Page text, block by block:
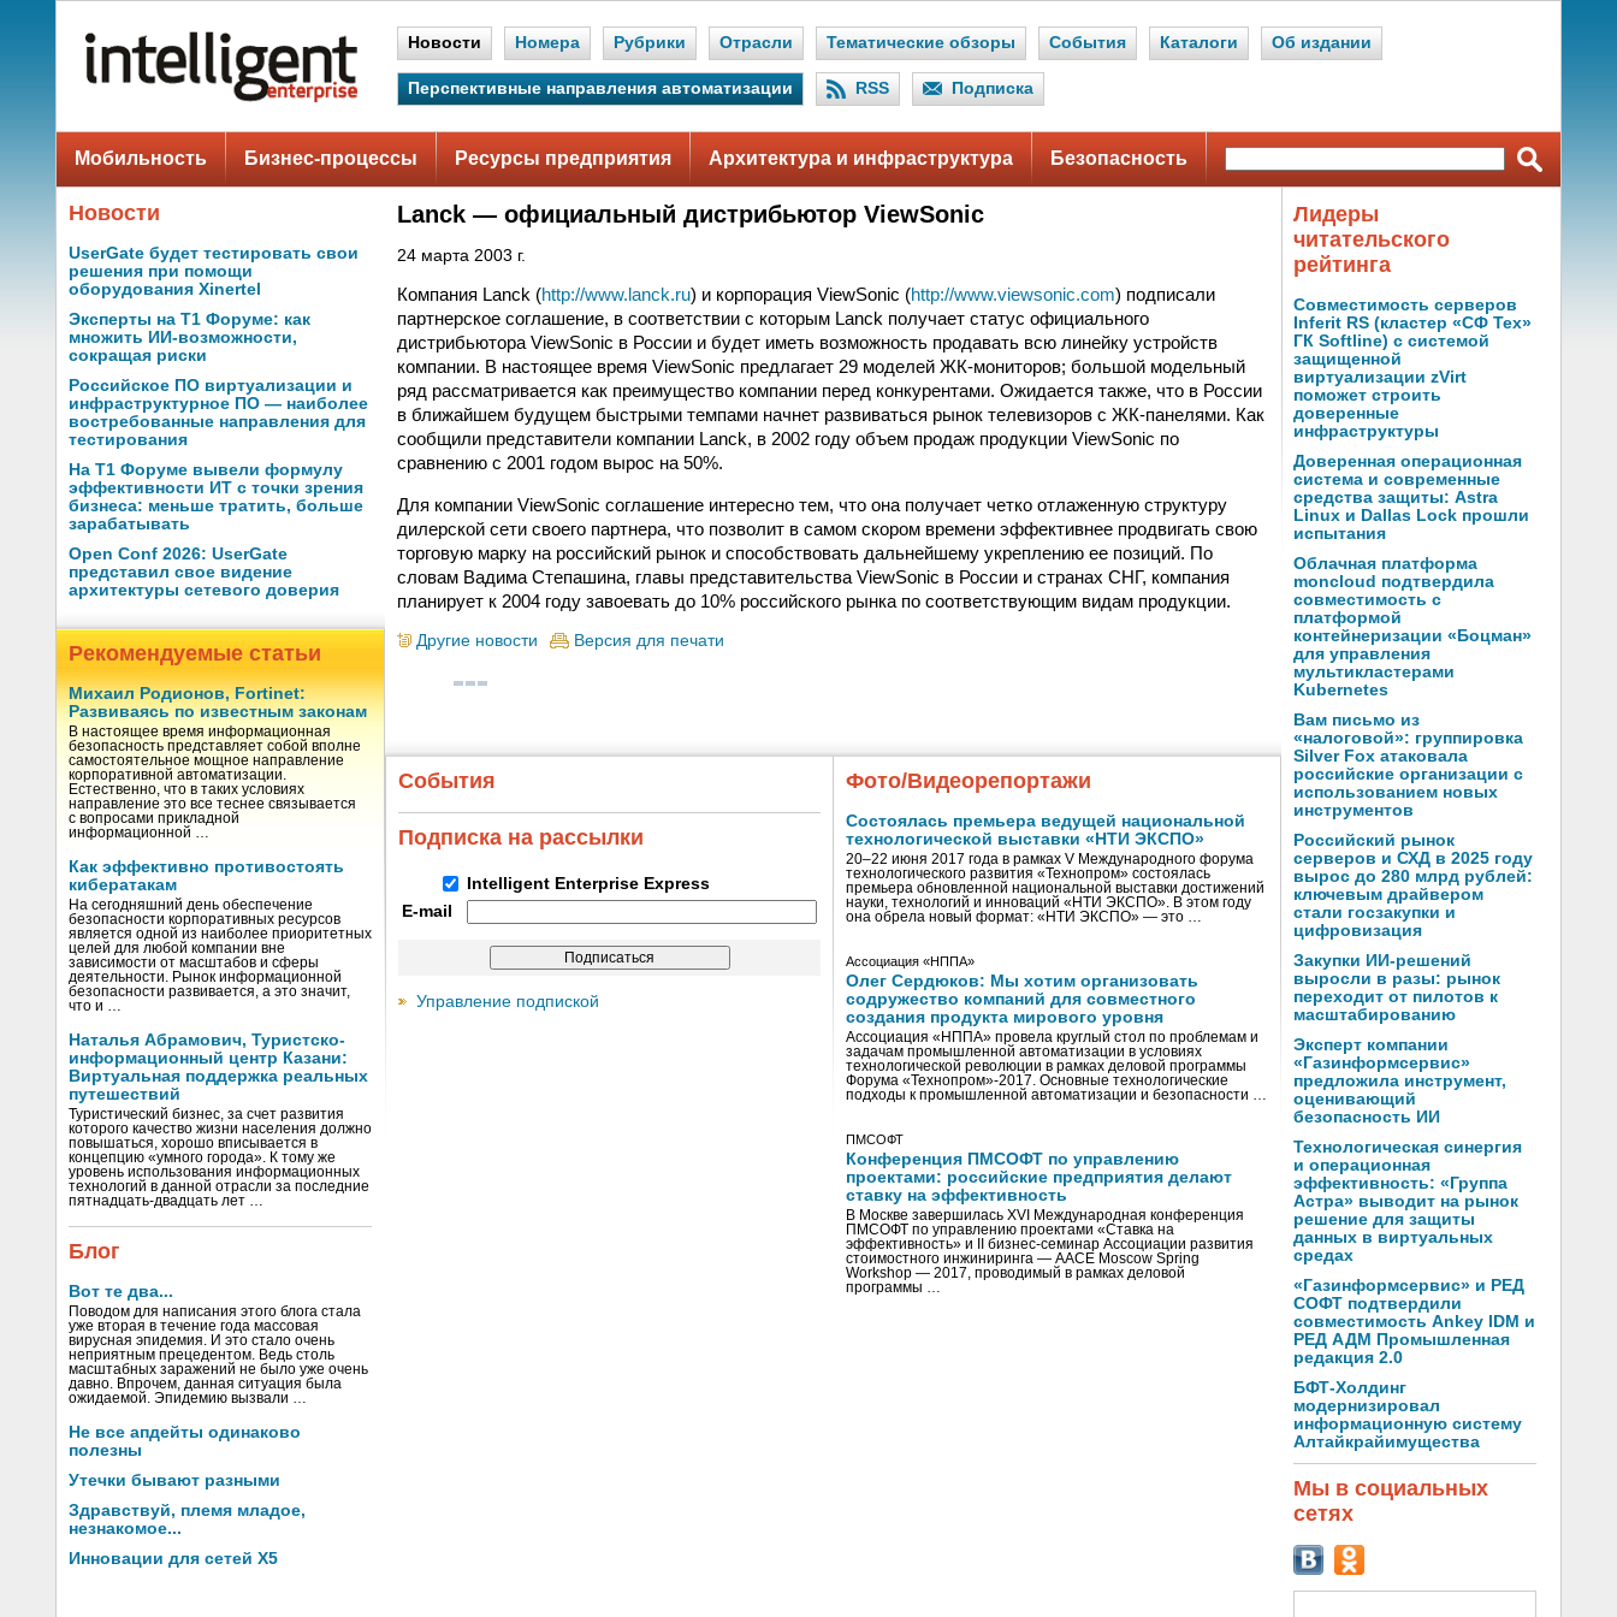
Новости Номера Рубрики Отрасли Тематические обзоры События Каталоги Об издании
Перспективные направления автоматизации RSS Подписка
Мобильность Бизнес-процессы Ресурсы предприятия Архитектура и инфраструктура Безопасность
Новости
UserGate будет тестировать свои
решения при помощи
оборудования Xinertel
Эксперты на Т1 Форуме: как
множить ИИ-возможности,
сокращая риски
Российское ПО виртуализации и
инфраструктурное ПО — наиболее
востребованные направления для
тестирования
На Т1 Форуме вывели формулу
эффективности ИТ с точки зрения
бизнеса: меньше тратить, больше
зарабатывать
Open Conf 2026: UserGate
представил свое видение
архитектуры сетевого доверия
Рекомендуемые статьи
Михаил Родионов, Fortinet:
Развиваясь по известным законам
В настоящее время информационная
безопасность представляет собой вполне
самостоятельное мощное направление
корпоративной автоматизации.
Естественно, что в таких условиях
направление это все теснее связывается
с вопросами прикладной
информационной …
Как эффективно противостоять
кибератакам
На сегодняшний день обеспечение
безопасности корпоративных ресурсов
является одной из наиболее приоритетных
целей для любой компании вне
зависимости от масштабов и сферы
деятельности. Рынок информационной
безопасности развивается, а это значит,
что и …
Наталья Абрамович, Туристско-
информационный центр Казани:
Виртуальная поддержка реальных
путешествий
Туристический бизнес, за счет развития
которого качество жизни населения должно
повышаться, хорошо вписывается в
концепцию «умного города». К тому же
уровень использования информационных
технологий в данной отрасли за последние
пятнадцать-двадцать лет …
Блог
Вот те два...
Поводом для написания этого блога стала
уже вторая в течение года массовая
вирусная эпидемия. И это стало очень
неприятным прецедентом. Ведь столь
масштабных заражений не было уже очень
давно. Впрочем, данная ситуация была
ожидаемой. Эпидемию вызвали …
Не все апдейты одинаково
полезны
Утечки бывают разными
Здравствуй, племя младое,
незнакомое...
Инновации для сетей X5
Lanck — официальный дистрибьютор ViewSonic
24 марта 2003 г.
Компания Lanck (http://www.lanck.ru) и корпорация ViewSonic (http://www.viewsonic.com) подписали
партнерское соглашение, в соответствии с которым Lanck получает статус официального
дистрибьютора ViewSonic в России и будет иметь возможность продавать всю линейку устройств
компании. В настоящее время ViewSonic предлагает 29 моделей ЖК-мониторов; большой модельный
ряд рассматривается как преимущество компании перед конкурентами. Ожидается также, что в России
в ближайшем будущем быстрыми темпами начнет развиваться рынок телевизоров с ЖК-панелями. Как
сообщили представители компании Lanck, в 2002 году объем продаж продукции ViewSonic по
сравнению с 2001 годом вырос на 50%.
Для компании ViewSonic соглашение интересно тем, что она получает четко отлаженную структуру
дилерской сети своего партнера, что позволит в самом скором времени эффективнее продвигать свою
торговую марку на российский рынок и способствовать дальнейшему укреплению ее позиций. По
словам Вадима Степашина, главы представительства ViewSonic в России и странах СНГ, компания
планирует к 2004 году завоевать до 10% российского рынка по соответствующим видам продукции.
Другие новости Версия для печати
События
Подписка на рассылки
Intelligent Enterprise Express
E-mail
Управление подпиской
Фото/Видеорепортажи
Состоялась премьера ведущей национальной
технологической выставки «НТИ ЭКСПО»
20–22 июня 2017 года в рамках V Международного форума
технологического развития «Технопром» состоялась
премьера обновленной национальной выставки достижений
науки, технологий и инноваций «НТИ ЭКСПО». В этом году
она обрела новый формат: «НТИ ЭКСПО» — это …
Ассоциация «НППА»
Олег Сердюков: Мы хотим организовать
содружество компаний для совместного
создания продукта мирового уровня
Ассоциация «НППА» провела круглый стол по проблемам и
задачам промышленной автоматизации в условиях
технологической революции в рамках деловой программы
Форума «Технопром»-2017. Основные технологические
подходы к промышленной автоматизации и безопасности …
ПМСОФТ
Конференция ПМСОФТ по управлению
проектами: российские предприятия делают
ставку на эффективность
В Москве завершилась XVI Международная конференция
ПМСОФТ по управлению проектами «Ставка на
эффективность» и II бизнес-семинар Ассоциации развития
стоимостного инжиниринга — AACE Moscow Spring
Workshop — 2017, проводимый в рамках деловой
программы …
Лидеры
читательского
рейтинга
Совместимость серверов
Inferit RS (кластер «СФ Тех»
ГК Softline) с системой
защищенной
виртуализации zVirt
поможет строить
доверенные
инфраструктуры
Доверенная операционная
система и современные
средства защиты: Astra
Linux и Dallas Lock прошли
испытания
Облачная платформа
moncloud подтвердила
совместимость с
платформой
контейнеризации «Боцман»
для управления
мультикластерами
Kubernetes
Вам письмо из
«налоговой»: группировка
Silver Fox атаковала
российские организации с
использованием новых
инструментов
Российский рынок
серверов и СХД в 2025 году
вырос до 280 млрд рублей:
ключевым драйвером
стали госзакупки и
цифровизация
Закупки ИИ-решений
выросли в разы: рынок
переходит от пилотов к
масштабированию
Эксперт компании
«Газинформсервис»
предложила инструмент,
оценивающий
безопасность ИИ
Технологическая синергия
и операционная
эффективность: «Группа
Астра» выводит на рынок
решение для защиты
данных в виртуальных
средах
«Газинформсервис» и РЕД
СОФТ подтвердили
совместимость Ankey IDM и
РЕД АДМ Промышленная
редакция 2.0
БФТ-Холдинг
модернизировал
информационную систему
Алтайкрайимущества
Мы в социальных
сетях